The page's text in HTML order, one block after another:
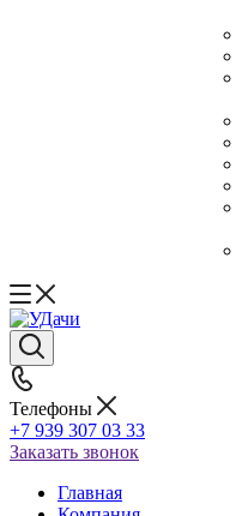
Телефоны
+7 939 307 03 33
Заказать звонок
Главная